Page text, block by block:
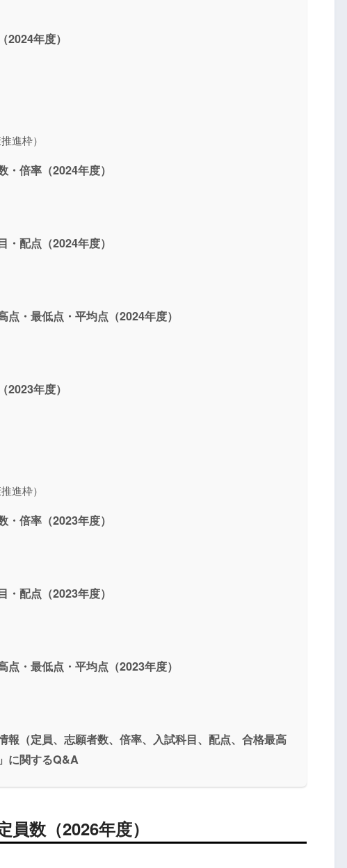
年度）
進枠）
倍率（2024年度）
配点（2024年度）
・最低点・平均点（2024年度）
年度）
進枠）
倍率（2023年度）
配点（2023年度）
・最低点・平均点（2023年度）
報（定員、志願者数、倍率、入試科目、配点、合格最高
に関するQ&A
員数 （2026年度）